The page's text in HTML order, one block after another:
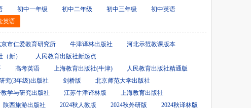
初中一年级 初中二年级 初中三年级
初中英语
英语
市仁爱教育研究所 牛津译林出版社
河北示范教课版本
新）
人民教育出版社新起点
高考英语 上海教育出版社(牛津)
人民教育出版社精通版
究(3年级)出版社 剑桥版
北京师范大学出版社
学与研究出版社 江苏牛津译林版
上海教育出版社
陕西旅游出版社 2024秋人教版 2024秋外研版
2024秋译林版